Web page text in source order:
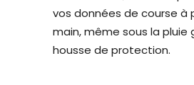
vos données de course à
main, même sous la pluie
housse de protection.